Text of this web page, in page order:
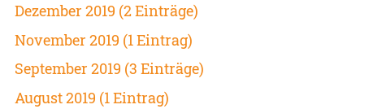
Dezember 2019 (2 Einträge)
November 2019 (1 Eintrag)
September 2019 (3 Einträge)
August 2019 (1 Eintrag)